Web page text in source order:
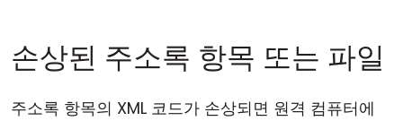
손상된 주소록 항목 또는 파일
주소록 항목의 XML 코드가 손상되면 원격 컴퓨터에